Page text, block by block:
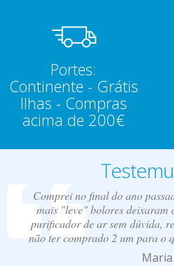
Portes:
Continente - Grátis
Ilhas - Compras
acima de 200€
Comprei no final do ano
mais "leve" bolores deixaram
purificador de ar sem dúvida,
não ter comprado 2 um para o
Maria